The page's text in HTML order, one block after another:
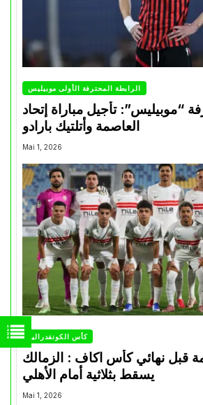
الرابطة المحترفة الأولى موبيليس
“موبيليس”: تأجيل مباراة إتحاد
العاصمة وأتلتيك بارادو
Mai 1, 2026
كأس الكونفدرالية
قبل نهائي كأس اكاف : الزمالك
Mai 1, 2026